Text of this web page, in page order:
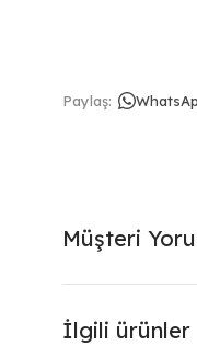
Paylaş:
Müşteri
İlgili ürünler